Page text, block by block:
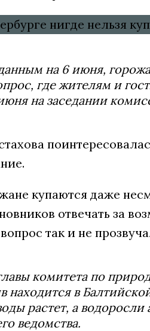
на 6 июня,
где жителям и
на заседании
купаются даже
отвечать за
так и не
комитета по
находится в
растет, а
ведомства.